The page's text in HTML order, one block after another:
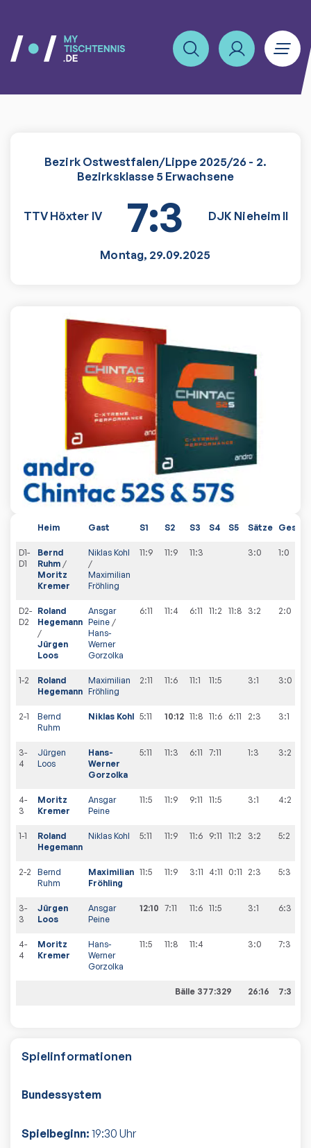
Bezirk Ostwestfalen/Lippe 2025/26 - 2.
Bezirksklasse 5 Erwachsene
TTV Höxter IV 7:3 DJK Nieheim II
Montag, 29.09.2025
Heim Gast S1 S2 S3 S4 S5 Sätze
D1-
D1
Bernd
Ruhm /
Moritz
Kremer
Niklas Kohl
/
Maximilian
Fröhling
11:9 11:9 11:3 3:0 1:0
D2-
D2
Roland
Hegemann
/
Jürgen
Loos
Ansgar
Peine /
Hans-
Werner
Gorzolka
6:11 11:4 6:11 11:2 11:8 3:2 2:0
1-2
Roland
Hegemann
Maximilian
Fröhling
2:11 11:6 11:1 11:5 3:1 3:0
2-1
Bernd
Ruhm
Niklas Kohl 5:11 10:12 11:8 11:6 6:11 2:3 3:1
3-
4
Jürgen
Loos
Hans-
Werner
Gorzolka
5:11 11:3 6:11 7:11 1:3 3:2
4-
3
Moritz
Kremer
Ansgar
Peine
11:5 11:9 9:11 11:5 3:1 4:2
1-1
Roland
Hegemann
Niklas Kohl 5:11 11:9 11:6 9:11 11:2 3:2 5:2
2-2
Bernd
Ruhm
Maximilian
Fröhling
11:5 11:9 3:11 4:11 0:11 2:3 5:3
3-
3
Jürgen
Loos
Ansgar
Peine
12:10 7:11 11:6 11:5 3:1 6:3
4-
4
Moritz
Kremer
Hans-
Werner
Gorzolka
11:5 11:8 11:4 3:0 7:3
Bälle 377:329 26:16 7:3
Spielinformationen
Bundessystem
Spielbeginn: 19:30 Uhr